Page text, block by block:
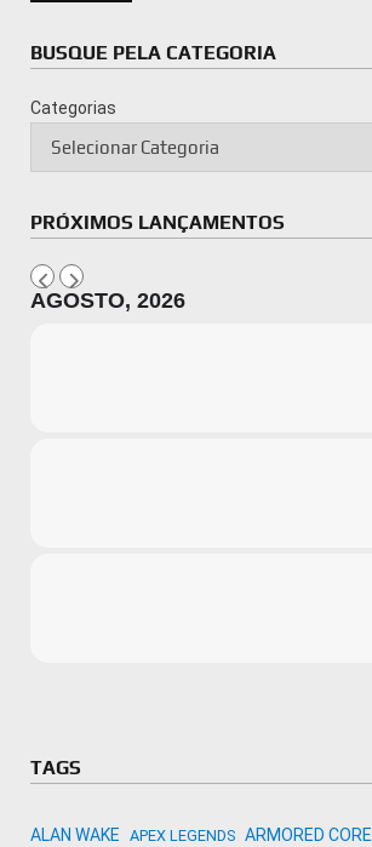
BUSQUE PELA CATEGORIA
Categorias
PRÓXIMOS LANÇAMENTOS
AGOSTO, 2026
TAGS
ALAN WAKE APEX LEGENDS ARMORED CORE